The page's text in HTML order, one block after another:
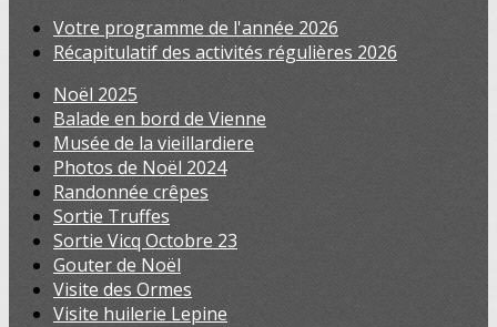
Votre programme de l'année 2026
Récapitulatif des activités régulières 2026
Noël 2025
Balade en bord de Vienne
Musée de la vieillardiere
Photos de Noël 2024
Randonnée crêpes
Sortie Truffes
Sortie Vicq Octobre 23
Gouter de Noël
Visite des Ormes
Visite huilerie Lepine